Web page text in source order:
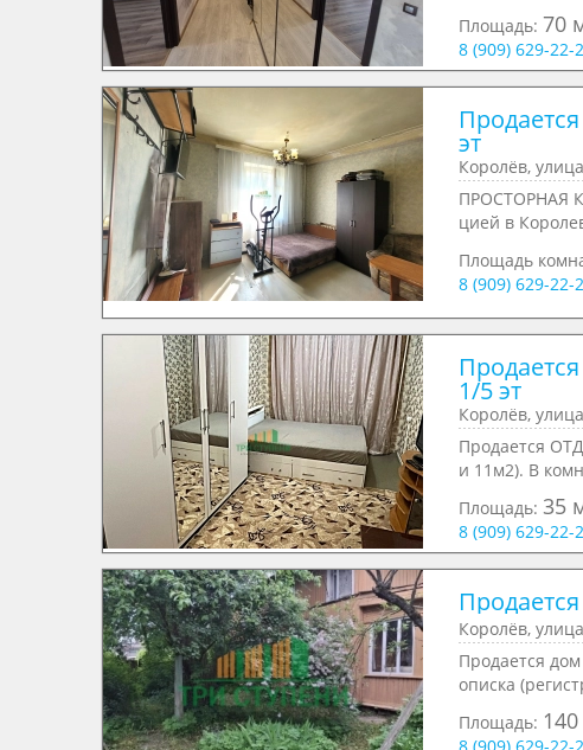
Площадь: 70
8 (909) 629-
эт
Королёв,
ПРОСТОРНАЯ
цией в
Площадь
8 (909) 629-
1/5 эт
Королёв,
Продается
и 11м2). В
Площадь: 35
8 (909) 629-
Королёв,
Продается
описка
Площадь: